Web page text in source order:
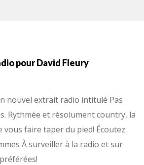
pour David Fleury
nouvel extrait radio intitulé Pas
Rythmée et résolument country, la
vous faire taper du pied! Écoutez
À surveiller à la radio et sur